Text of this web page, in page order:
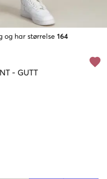
og har størrelse 164
- GUTT